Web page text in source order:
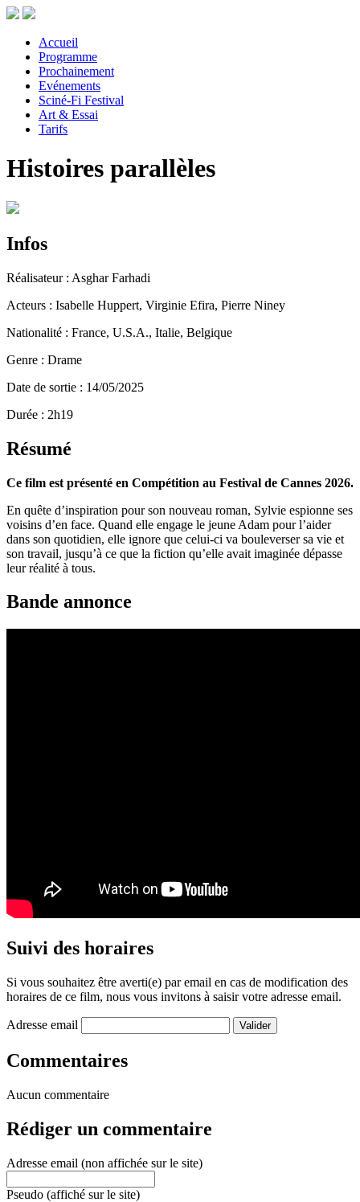
Accueil
Programme
Prochainement
Evénements
Sciné-Fi Festival
Art & Essai
Tarifs
Histoires parallèles
Infos
Réalisateur : Asghar Farhadi
Acteurs : Isabelle Huppert, Virginie Efira, Pierre Niney
Nationalité : France, U.S.A., Italie, Belgique
Genre : Drame
Date de sortie : 14/05/2025
Durée : 2h19
Résumé
Ce film est présenté en Compétition au Festival de Cannes 2026.
En quête d’inspiration pour son nouveau roman, Sylvie espionne ses
voisins d’en face. Quand elle engage le jeune Adam pour l’aider
dans son quotidien, elle ignore que celui-ci va bouleverser sa vie et
son travail, jusqu’à ce que la fiction qu’elle avait imaginée dépasse
leur réalité à tous.
Bande annonce
Suivi des horaires
Si vous souhaitez être averti(e) par email en cas de modification des
horaires de ce film, nous vous invitons à saisir votre adresse email.
Adresse email
Commentaires
Aucun commentaire
Rédiger un commentaire
Adresse email (non affichée sur le site)
Pseudo (affiché sur le site)